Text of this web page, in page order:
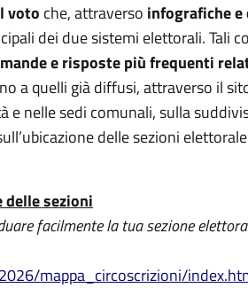
voto che, attraverso infografiche
dei due sistemi elettorali. Tali
e risposte più frequenti
a quelli già diffusi, attraverso il
nelle sedi comunali, sulla
delle sezioni
delle sezioni
facilmente la tua sezione
mappa_circoscrizioni/